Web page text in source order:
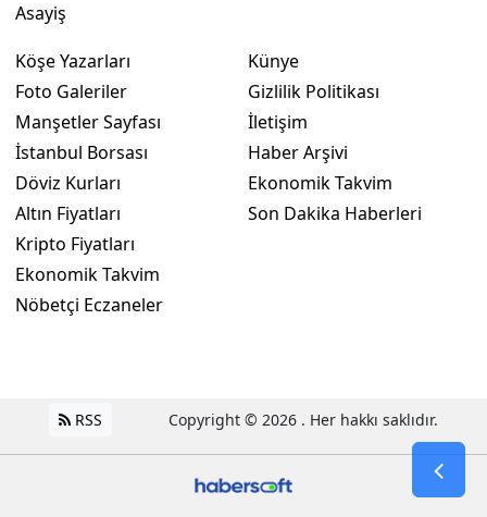
Aksaray
Bayburt
Bartın
Asayiş
Köşe Yazarları
Foto Galeriler
Manşetler Sayfası
İstanbul Borsası
Döviz Kurları
Altın Fiyatları
Kripto Fiyatları
Ekonomik Takvim
Nöbetçi Eczaneler
Künye
Gizlilik Politikası
İletişim
Haber Arşivi
Ekonomik Takvim
Son Dakika Haberleri
RSS Copyright © 2026 . Her hakkı saklıdır.